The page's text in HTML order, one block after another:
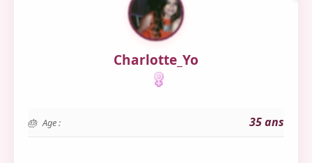
Charlotte_Yo
Age : 35 ans